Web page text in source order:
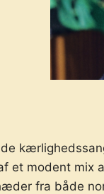
et modent
fra både